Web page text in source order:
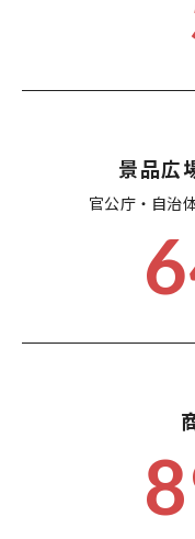
景品広
官公庁・自治